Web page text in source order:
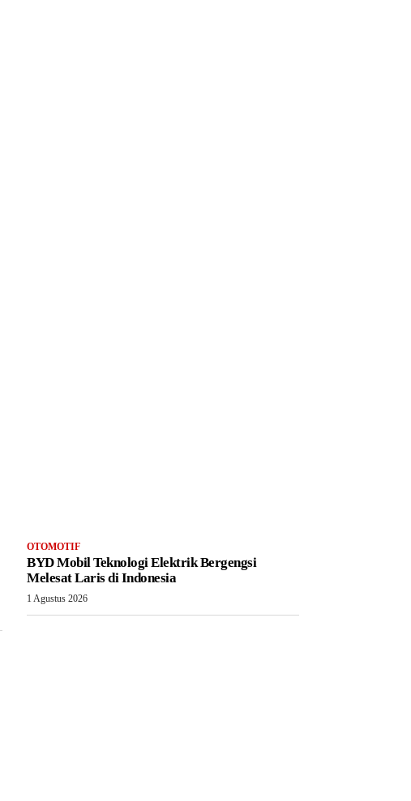
OTOMOTIF
BYD Mobil Teknologi Elektrik Bergengsi
Melesat Laris di Indonesia
1 Agustus 2026